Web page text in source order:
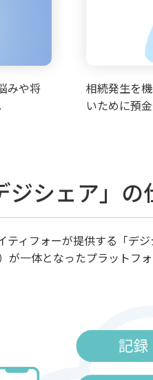
みや将
相続発生を
いために預
シェア」の
ティフォーが提供する「デ
一体となったプラットフォ